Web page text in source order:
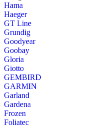
Hama
Haeger
GT Line
Grundig
Goodyear
Goobay
Gloria
Giotto
GEMBIRD
GARMIN
Garland
Gardena
Frozen
Foliatec